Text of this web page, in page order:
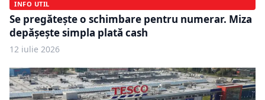
INFO UTIL
Se pregătește o schimbare pentru numerar. Miza
depășește simpla plată cash
12 iulie 2026